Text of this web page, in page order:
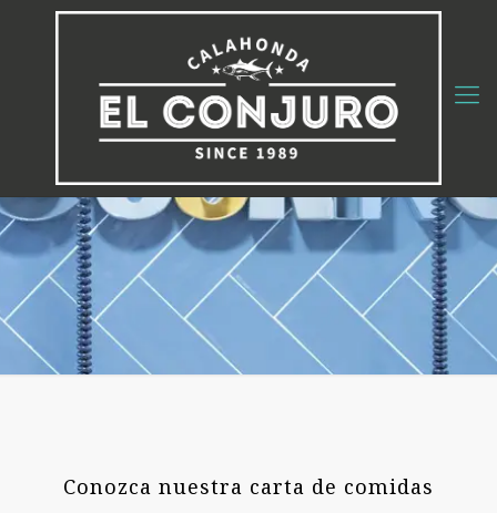
Conozca nuestra carta de comidas